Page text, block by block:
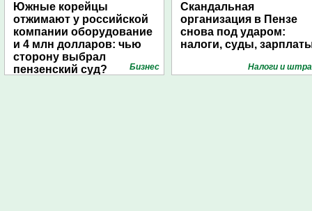
Южные корейцы
отжимают у российской
компании оборудование
и 4 млн долларов: чью
сторону выбрал
пензенский суд?
Бизнес
Скандальная
организация в Пензе
снова под ударом:
налоги, суды,
Налоги и